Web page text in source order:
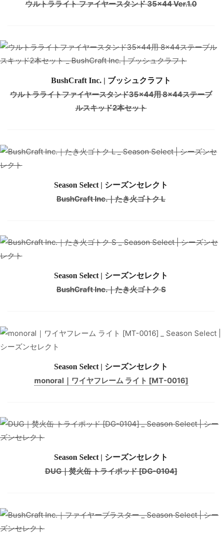
ウルトラライト ファイヤースタンド 35×44 Ver.1.0
BushCraft Inc. | ブッシュクラフト
ウルトラライトファイヤースタンド35×44用 8×44ステーブ
ルスキッド2本セット
Season Select | シーズンセレクト
BushCraft Inc.｜たき火ゴトク L
Season Select | シーズンセレクト
BushCraft Inc.｜たき火ゴトク S
Season Select | シーズンセレクト
monoral｜ワイヤフレーム ライト [MT-0016]
Season Select | シーズンセレクト
DUG｜焚火缶 トライポッド [DG-0104]